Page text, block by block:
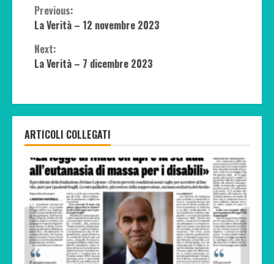
Continue
Reading
Previous:
La Verità – 12 novembre 2023
Next:
La Verità – 7 dicembre 2023
ARTICOLI COLLEGATI